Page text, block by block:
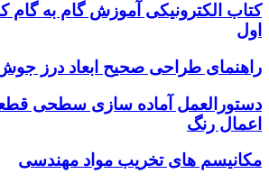
کتاب الکترونیکی آموزش گام به گام
اول
راهنمای طراحی صحیح ابعاد درز
دستورالعمل آماده سازی سطحی
اعمال رنگ
مکانیسم های تخریب مواد مهندسی